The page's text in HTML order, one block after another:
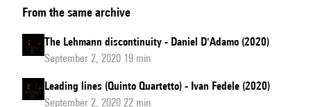
Filigrane
-
quatuor
From the same archive
The Lehmann discontinuity - Daniel D'Adamo (2020)
September 2, 2020 19 min
Leading lines (Quinto Quartetto) - Ivan Fedele (2020)
September 2, 2020 22 min